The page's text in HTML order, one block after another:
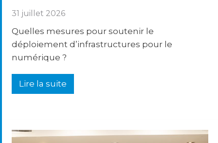
31 juillet 2026
Quelles mesures pour soutenir le
déploiement d’infrastructures pour le
numérique ?
Lire la suite